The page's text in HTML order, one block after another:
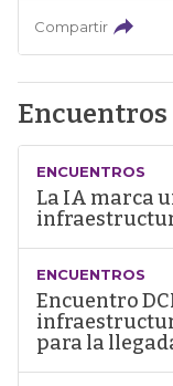
Compartir
Encuentros
ENCUENTROS
La IA marca
ENCUENTROS
Encuentro
para la